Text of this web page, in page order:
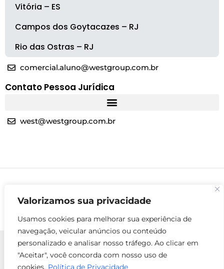
Valorizamos sua privacidade
Usamos cookies para melhorar sua experiência de
navegação, veicular anúncios ou conteúdo
personalizado e analisar nosso tráfego. Ao clicar em
"Aceitar", você concorda com nosso uso de
cookies. Política de Privacidade
Vitória – ES
Campos dos Goytacazes – RJ
Rio das Ostras – RJ
comercial.aluno@westgroup.com.br
Contato Pessoa Jurídica
west@westgroup.com.br